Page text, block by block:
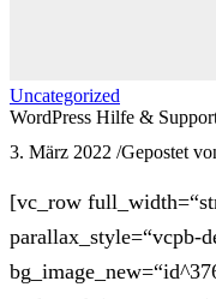
Uncategorized
WordPress Hilfe &
3. März 2022 /Gepostet
[vc_row
parallax_style=“vcpb-